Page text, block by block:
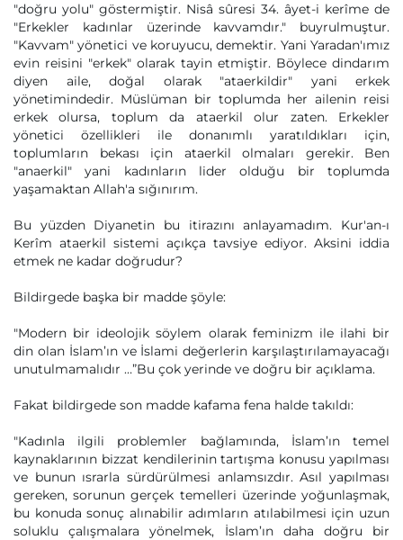
"doğru yolu" göstermiştir. Nisâ sûresi 34. âyet-i kerîme de
"Erkekler kadınlar üzerinde kavvamdır." buyrulmuştur.
"Kavvam" yönetici ve koruyucu, demektir. Yani Yaradan'ımız
evin reisini "erkek" olarak tayin etmiştir. Böylece dindarım
diyen aile, doğal olarak "ataerkildir" yani erkek
yönetimindedir. Müslüman bir toplumda her ailenin reisi
erkek olursa, toplum da ataerkil olur zaten. Erkekler
yönetici özellikleri ile donanımlı yaratıldıkları için,
toplumların bekası için ataerkil olmaları gerekir. Ben
"anaerkil" yani kadınların lider olduğu bir toplumda
yaşamaktan Allah'a sığınırım.
Bu yüzden Diyanetin bu itirazını anlayamadım. Kur'an-ı
Kerîm ataerkil sistemi açıkça tavsiye ediyor. Aksini iddia
etmek ne kadar doğrudur?
Bildirgede başka bir madde şöyle:
"Modern bir ideolojik söylem olarak feminizm ile ilahi bir
din olan İslam’ın ve İslami değerlerin karşılaştırılamayacağı
unutulmamalıdır …”Bu çok yerinde ve doğru bir açıklama.
Fakat bildirgede son madde kafama fena halde takıldı:
"Kadınla ilgili problemler bağlamında, İslam’ın temel
kaynaklarının bizzat kendilerinin tartışma konusu yapılması
ve bunun ısrarla sürdürülmesi anlamsızdır. Asıl yapılması
gereken, sorunun gerçek temelleri üzerinde yoğunlaşmak,
bu konuda sonuç alınabilir adımların atılabilmesi için uzun
soluklu çalışmalara yönelmek, İslam’ın daha doğru bir